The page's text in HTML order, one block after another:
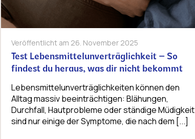
Veröffentlicht am 26. November 2025
Test Lebensmittelunverträglichkeit – So
findest du heraus, was dir nicht bekommt
Lebensmittelunverträglichkeiten können den
Alltag massiv beeinträchtigen: Blähungen,
Durchfall, Hautprobleme oder ständige Müdigkeit
sind nur einige der Symptome, die nach dem [...]